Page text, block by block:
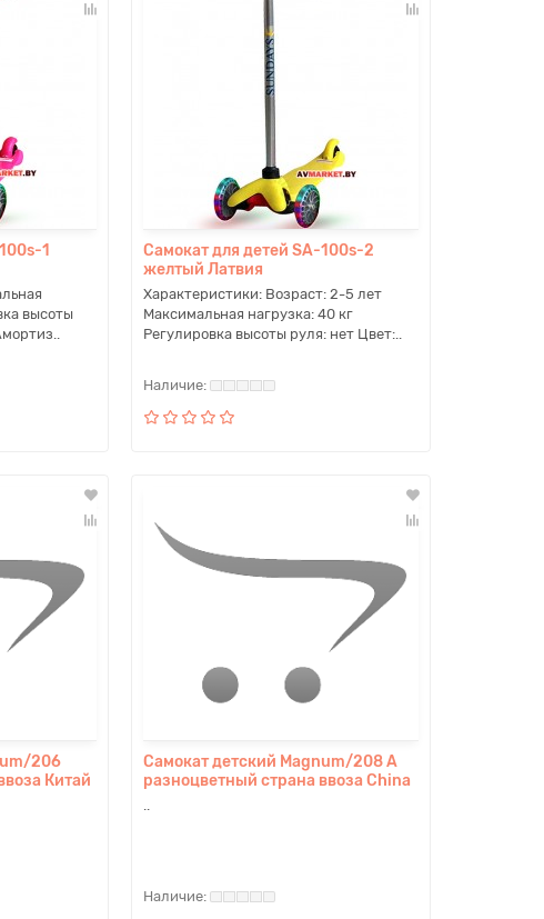
1
высоты
Самокат для детей SA-100s-2
желтый Латвия
Характеристики: Возраст: 2-5 лет
Максимальная нагрузка: 40 кг
Регулировка высоты руля: нет Цвет:..
206
Китай
Самокат детский Magnum/208 A
разноцветный страна ввоза China
..